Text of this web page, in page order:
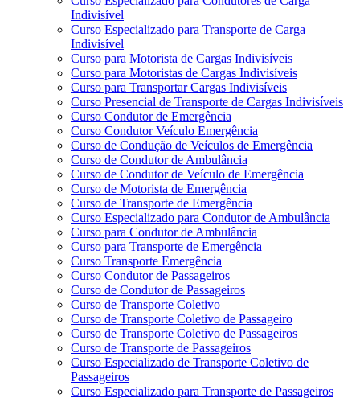
Indivisível
Curso Especializado para Transporte de Carga
Indivisível
Curso para Motorista de Cargas Indivisíveis
Curso para Motoristas de Cargas Indivisíveis
Curso para Transportar Cargas Indivisíveis
Curso Presencial de Transporte de Cargas Indivisíveis
Curso Condutor de Emergência
Curso Condutor Veículo Emergência
Curso de Condução de Veículos de Emergência
Curso de Condutor de Ambulância
Curso de Condutor de Veículo de Emergência
Curso de Motorista de Emergência
Curso de Transporte de Emergência
Curso Especializado para Condutor de Ambulância
Curso para Condutor de Ambulância
Curso para Transporte de Emergência
Curso Transporte Emergência
Curso Condutor de Passageiros
Curso de Condutor de Passageiros
Curso de Transporte Coletivo
Curso de Transporte Coletivo de Passageiro
Curso de Transporte Coletivo de Passageiros
Curso de Transporte de Passageiros
Curso Especializado de Transporte Coletivo de
Passageiros
Curso Especializado para Transporte de Passageiros